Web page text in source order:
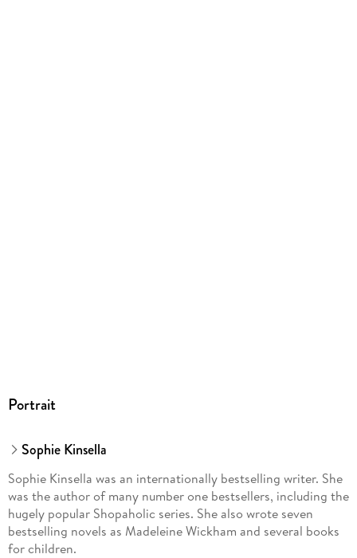
Portrait
Sophie Kinsella
Sophie Kinsella was an internationally bestselling writer. She
was the author of many number one bestsellers, including the
hugely popular Shopaholic series. She also wrote seven
bestselling novels as Madeleine Wickham and several books
for children.